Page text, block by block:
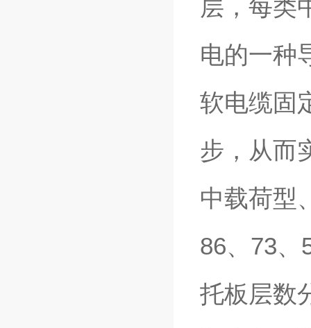
层，每类
电的一种
软电缆固
步，从而
中载荷型
86、73、
托板层数